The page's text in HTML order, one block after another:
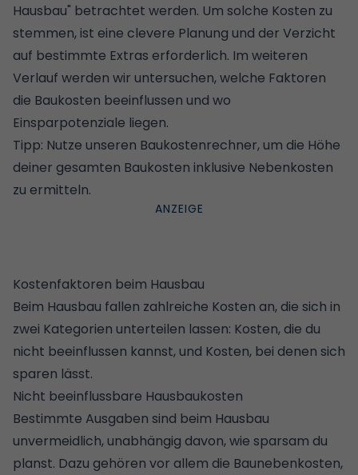
Hausbau" betrachtet werden. Um solche Kosten zu
stemmen, ist eine clevere Planung und der Verzicht
auf bestimmte Extras erforderlich. Im weiteren
Verlauf werden wir untersuchen, welche Faktoren
die Baukosten beeinflussen und wo
Einsparpotenziale liegen.
Tipp: Nutze unseren Baukostenrechner, um die Höhe
deiner gesamten Baukosten inklusive Nebenkosten
zu ermitteln.
Kostenfaktoren beim Hausbau
Beim Hausbau fallen zahlreiche Kosten an, die sich in
zwei Kategorien unterteilen lassen: Kosten, die du
nicht beeinflussen kannst, und Kosten, bei denen sich
sparen lässt.
Nicht beeinflussbare Hausbaukosten
Bestimmte Ausgaben sind beim Hausbau
unvermeidlich, unabhängig davon, wie sparsam du
planst. Dazu gehören vor allem die Baunebenkosten,